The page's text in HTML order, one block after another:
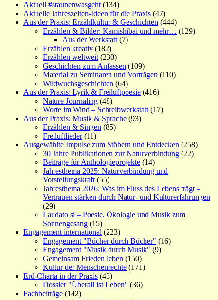
Aktuell #staunenwasgeht (134)
Aktuelle Jahreszeiten-Ideen für die Praxis (47)
Aus der Praxis: Erzählkultur & Geschichten (444)
Erzählen & Bilder: Kamishibai und mehr… (129)
Aus der Werkstatt (7)
Erzählen kreativ (182)
Erzählen weltweit (230)
Geschichten zum Anfassen (109)
Material zu Seminaren und Vorträgen (110)
Wildwuchsgeschichten (64)
Aus der Praxis: Lyrik & Freiluftpoesie (416)
Nature Journaling (48)
Worte im Wind – Schreibwerkstatt (17)
Aus der Praxis: Musik & Sprache (93)
Erzählen & Singen (85)
Freiluftlieder(11)
Ausgewählte Impulse zum Stöbern und Entdecken (258)
30 Jahre Publikationen zur Naturverbindung (22)
Beiträge für Anthologieprojekte (14)
Jahresthema 2025: Naturverbindung und
Vorstellungskraft (55)
Jahresthema 2026: Was im Fluss des Lebens trägt –
Vertrauen stärken durch Natur- und Kulturerfahrungen
(29)
Laudato si – Poesie, Ökologie und Musik zum
Sonnengesang (15)
Engagement international (223)
Engagement "Bücher durch Bücher" (16)
Engagement "Musik durch Musik" (9)
Gemeinsam Frieden leben (150)
Kultur der Menschenrechte (171)
Erd-Charta in der Praxis (43)
Dossier "Überall ist Leben" (36)
Fachbeiträge (142)